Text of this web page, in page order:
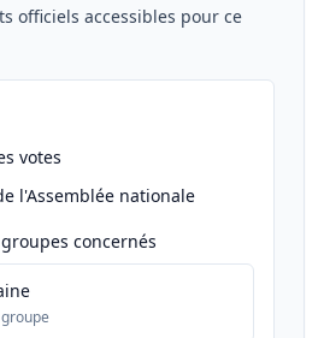
officiels accessibles pour ce
votes
l'Assemblée nationale
concernés